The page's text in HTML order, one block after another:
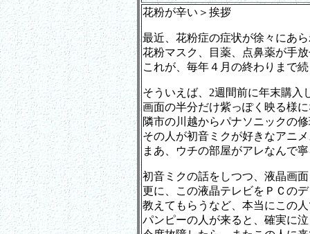
花粉が辛い＞挨拶
最近、花粉症の症状が徐々にあ
花粉マスク、目薬、点鼻薬が手
これが、毎年４月の終わりまで
そういえば、2週間前に年末購入
画面の半分だけ紫っぽく映る様
隣市の川越からパナソニックの
その人が初音ミクが好きなアニ
まあ、ウチの部屋がアレなんで
初音ミクの話をしつつ、液晶画
更に、この液晶テレビをＰＣの
教えてもらうなど、本当にこの
パンピーの人が来ると、確実に